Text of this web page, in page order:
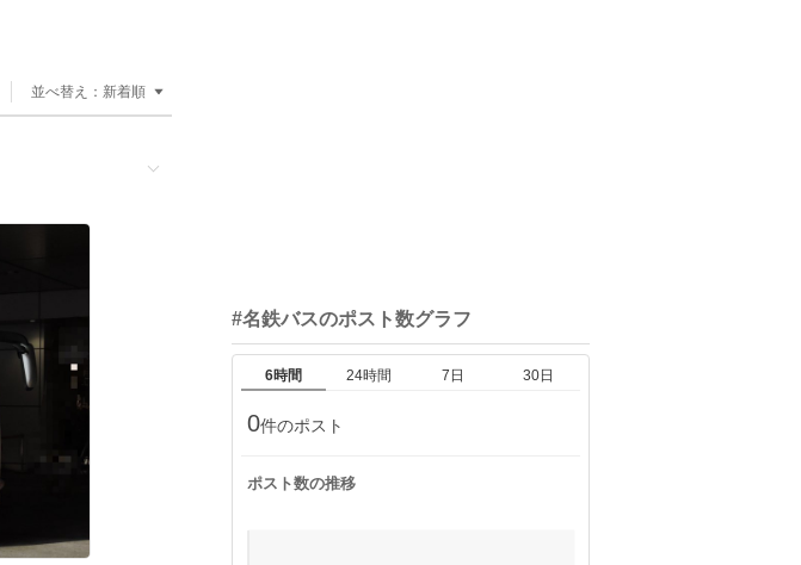
並べ替え： 新着順
#名鉄バスのポスト数グラフ
6時間 24時間 7日 30日
0件のポスト
ポスト数の推移